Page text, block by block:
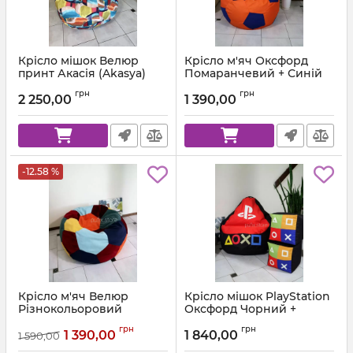
Крісло мішок Велюр
принт Акасія (Akasya)
2 250,00 грн
Крісло м'яч Оксфорд
Помаранчевий + Синій
1 390,00 грн
-12.58 %
Крісло м'яч Велюр
Різнокольоровий
1 590,00 1 390,00 грн
Крісло мішок PlayStation
Оксфорд Чорний +
Артикул: km-ps-ox-001-162-xl
1 840,00 грн